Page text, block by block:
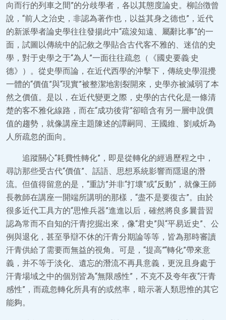
向而行的列車之間”的分歧學者，各以其態度論史。柳詒徴曾
說，“前人之治史，非認為著作也，以益其身之德也”，近代
的新派學者論史學往往發揚此中“疏浚知遠、屬辭比事”的一
面，試圖以傳統中的記敘之學貼合古代客不雅的、迷信的史
學，對于史學之于“為人”一面往往疏忽（《國史要義·史
德》）。從史學而論，在近代西學的沖擊下，傳統史學混攪
一體的“價值”與“現實”被整潔地割裂開來，史學亦被減弱了本
然之價值。是以，在近代變更之際，史學的古代化是一條清
楚的客不雅化線路，而在“成功後背”卻暗含有另一層申說價
值的趨勢，就像講座主題陳述的譚嗣同、王國維、劉咸炘為
人所疏忽的面向。
追蹤關心“耗費性轉化”，即是從轉化的經過歷程之中，
尋訪那些受古代“價值”、話語、思想系統影響而隱退的潛
流。但值得留意的是，“重訪”并非“打壞”或“反動”，就像王師
長教師在講座一開端所講明的那樣，“盡不是要復古”。由於
很多近代工具方的“思惟兵器”進進以后，確然將良多曩昔習
認為常而不自知的汗青挖掘出來，像“君史”與“平易近史”、公
例與退化，甚至爭辯不休的汗青分期論等等，皆為那時審讀
汗青供給了需要而無益的視角。可是，“提高”“轉化”帶來意
義，并不等于淡化、遺忘的潛流不再具意義，更況且身處于
汗青場域之中的個別皆為“無限感性”，不克不及夸年夜“汗青
感性”，而疏忽轉化所具有的或然率，暗示著人類思惟的其它
能夠。